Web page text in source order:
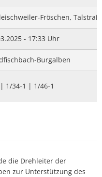
Fröschen,
- 17:33 Uhr
Burgalben
| 1/34-1 | 1/46-1
die Drehleiter der
zur Unterstützung des